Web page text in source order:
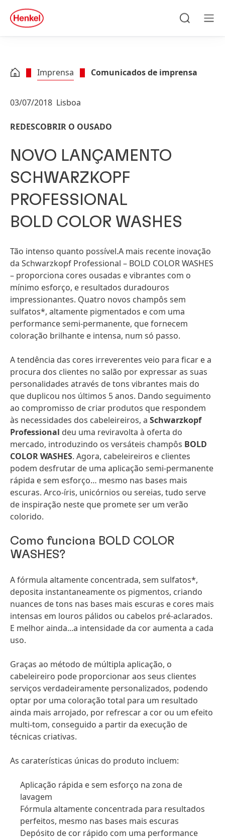
Skip to footer
quick
search
Imprensa Comunicados de imprensa
03/07/2018 Lisboa
REDESCOBRIR O OUSADO
NOVO LANÇAMENTO
SCHWARZKOPF
PROFESSIONAL
BOLD COLOR WASHES
Tão intenso quanto possível.A mais recente inovação
da Schwarzkopf Professional – BOLD COLOR WASHES
– proporciona cores ousadas e vibrantes com o
mínimo esforço, e resultados duradouros
impressionantes. Quatro novos champôs sem
sulfatos*, altamente pigmentados e com uma
performance semi-permanente, que fornecem
coloração brilhante e intensa, num só passo.
A tendência das cores irreverentes veio para ficar e a
procura dos clientes no salão por expressar as suas
personalidades através de tons vibrantes mais do
que duplicou nos últimos 5 anos. Dando seguimento
ao compromisso de criar produtos que respondem
às necessidades dos cabeleireiros, a Schwarzkopf
Professional deu uma reviravolta à oferta do
mercado, introduzindo os versáteis champôs BOLD
COLOR WASHES. Agora, cabeleireiros e clientes
podem desfrutar de uma aplicação semi-permanente
rápida e sem esforço… mesmo nas bases mais
escuras. Arco-íris, unicórnios ou sereias, tudo serve
de inspiração neste que promete ser um verão
colorido.
Como funciona BOLD COLOR
WASHES?
A fórmula altamente concentrada, sem sulfatos*,
deposita instantaneamente os pigmentos, criando
nuances de tons nas bases mais escuras e cores mais
intensas em louros pálidos ou cabelos pré-aclarados.
E melhor ainda...a intensidade da cor aumenta a cada
uso.
Graças ao método de múltipla aplicação, o
cabeleireiro pode proporcionar aos seus clientes
serviços verdadeiramente personalizados, podendo
optar por uma coloração total para um resultado
ainda mais arrojado, por refrescar a cor ou um efeito
multi-tom, conseguido a partir da execução de
técnicas criativas.
As caraterísticas únicas do produto incluem:
Aplicação rápida e sem esforço na zona de
lavagem
Fórmula altamente concentrada para resultados
perfeitos, mesmo nas bases mais escuras
Depósito de cor rápido com uma performance